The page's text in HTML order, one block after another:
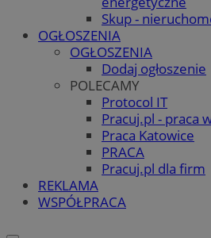
Skup -
OGŁOSZENIA
OGŁOSZENIA
Dodaj ogłoszenie
POLECAMY
Protocol IT
Pracuj.pl - praca
Praca Katowice
PRACA
Pracuj.pl dla firm
REKLAMA
WSPÓŁPRACA